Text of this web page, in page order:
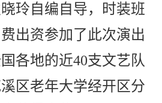
玲自编自导，时装班
出资参加了此次演出
各地的近40支文艺队
区老年大学经开区分